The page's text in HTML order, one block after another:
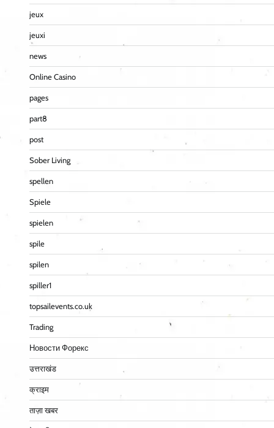
jeux
jeuxi
news
Online Casino
pages
part8
post
Sober Living
spellen
Spiele
spielen
spile
spilen
spiller1
topsailevents.co.uk
Trading
Новости Форекс
उत्तराखंड
क्राइम
ताज़ा खबर